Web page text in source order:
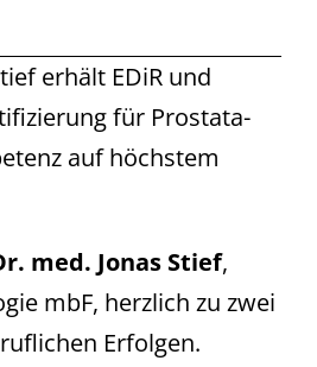
erhält EDiR und
für Prostata-
auf höchstem
med. Jonas Stief,
mbF, herzlich zu zwei
Erfolgen.